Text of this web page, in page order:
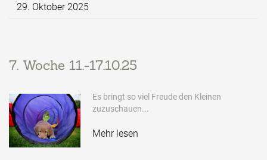
29. Oktober 2025
7. Woche 11.-17.10.25
Es bringt so viel Freude den Kleinen
zuzuschauen...
Mehr lesen